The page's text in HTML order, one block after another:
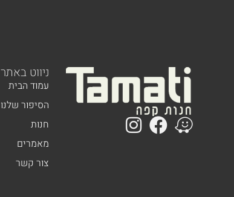
ניווט באתר
עמוד הבית
הסיפור שלנו
חנות
מאמרים
צור קשר